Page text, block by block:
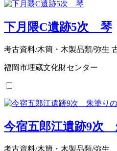
下月隈C遺跡5次 琴
考古資料/木簡・木製品類/弥生
福岡市埋蔵文化財センター
今宿五郎江遺跡9次
考古資料/木簡・木製品類/弥生